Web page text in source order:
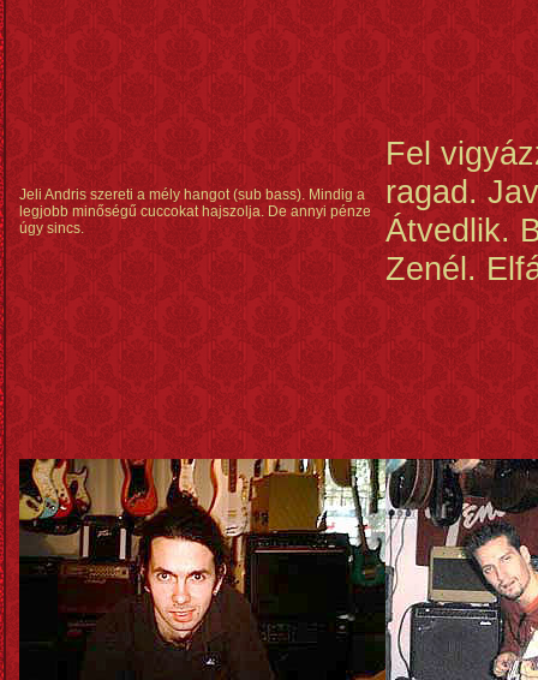
Jeli Andris szereti a mély hangot (sub bass). Mindig a
legjobb minőségű cuccokat hajszolja. De annyi pénze
úgy sincs.
Fel
ragad.
Átvedlik.
Zenél.